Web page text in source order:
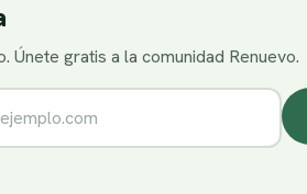
gratis a la comunidad Renuevo.